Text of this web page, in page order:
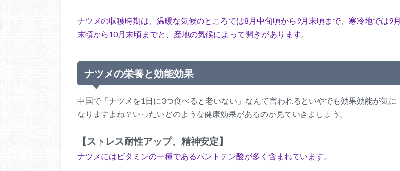
ナツメの収穫時期は、温暖な気候のところでは8月中旬頃から9月末頃まで、寒冷地では9月
末頃から10月末頃までと、産地の気候によって開きがあります。
ナツメの栄養と効能効果
中国で「ナツメを1日に3つ食べると老いない」なんて言われるといやでも効果効能が気に
なりますよね？いったいどのような健康効果があるのか見ていきましょう。
【ストレス耐性アップ、精神安定】
ナツメにはビタミンの一種であるパントテン酸が多く含まれています。